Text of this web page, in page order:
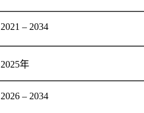
2021 – 2034
2025年
2026 – 2034